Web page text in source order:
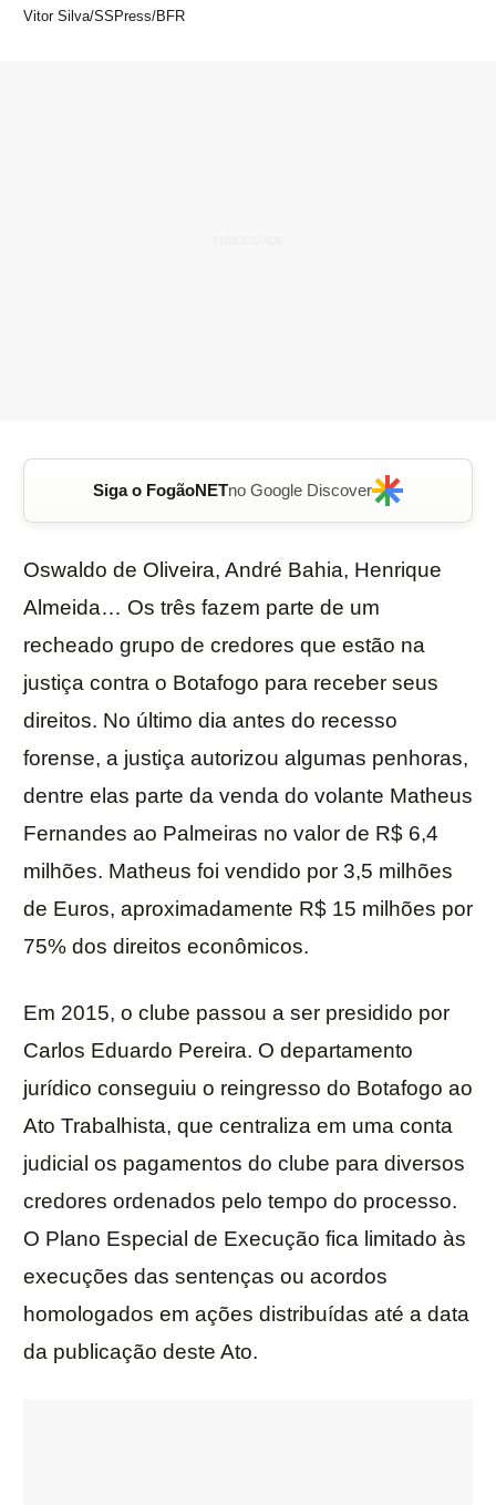
Vitor Silva/SSPress/BFR
Siga o FogãoNETno Google Discover
Oswaldo de Oliveira, André Bahia, Henrique
Almeida… Os três fazem parte de um
recheado grupo de credores que estão na
justiça contra o Botafogo para receber seus
direitos. No último dia antes do recesso
forense, a justiça autorizou algumas penhoras,
dentre elas parte da venda do volante Matheus
Fernandes ao Palmeiras no valor de R$ 6,4
milhões. Matheus foi vendido por 3,5 milhões
de Euros, aproximadamente R$ 15 milhões por
75% dos direitos econômicos.
Em 2015, o clube passou a ser presidido por
Carlos Eduardo Pereira. O departamento
jurídico conseguiu o reingresso do Botafogo ao
Ato Trabalhista, que centraliza em uma conta
judicial os pagamentos do clube para diversos
credores ordenados pelo tempo do processo.
O Plano Especial de Execução fica limitado às
execuções das sentenças ou acordos
homologados em ações distribuídas até a data
da publicação deste Ato.